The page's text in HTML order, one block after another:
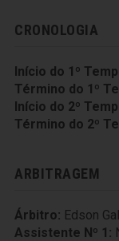
CRONOLOGIA
Início do 1º
Término do 1º
Início do 2º
Término do 2º
ARBITRAGEM
Árbitro: Edson
Assistente Nº 1: